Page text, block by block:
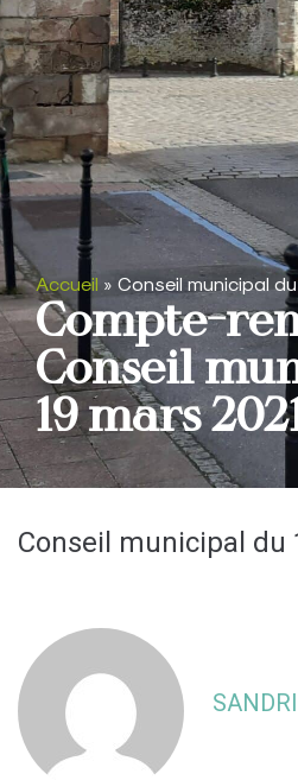
Accueil » Conseil municipal du
Compte-
Conseil
19 mars
Conseil municipal du